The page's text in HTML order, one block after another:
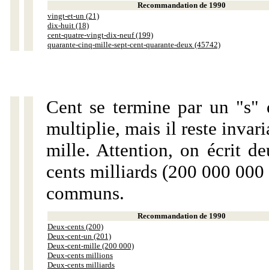
Recommandation de 1990
vingt-et-un (21)
dix-huit (18)
cent-quatre-vingt-dix-neuf (199)
quarante-cinq-mille-sept-cent-quarante-deux (45742)
Cent se termine par un "s"
multiplie, mais il reste
mille. Attention, on écrit
cents milliards (200 000
communs.
Recommandation de 1990
Deux-cents (200)
Deux-cent-un (201)
Deux-cent-mille (200 000)
Deux-cents millions
Deux-cents milliards